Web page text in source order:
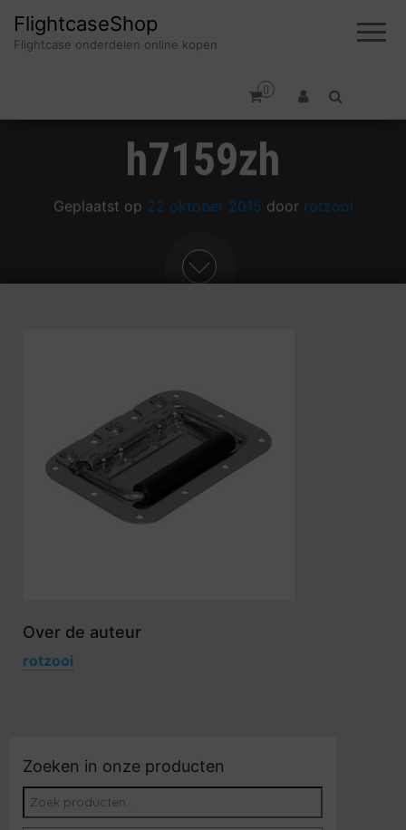
FlightcaseShop
Flightcase onderdelen online kopen
0
h7159zh
Geplaatst op 22 oktober 2015 door rotzooi
Over de auteur
rotzooi
Zoeken in onze producten
Zoeken naar: